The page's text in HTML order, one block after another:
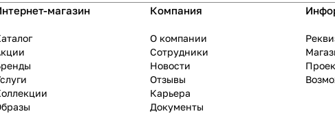
магазин Компания
О компании
Сотрудники
Новости
Отзывы
Карьера
Документы